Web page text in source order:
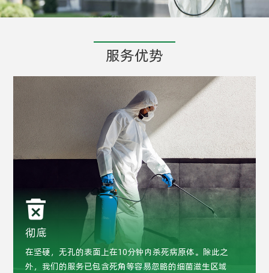
服务优势
彻底
在坚硬，无孔的表面上在10分钟内杀死病原体。除此之
外，我们的服务已包含死角等容易忽略的细菌滋生区域